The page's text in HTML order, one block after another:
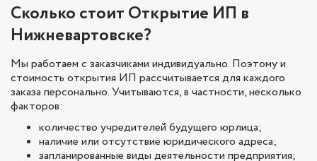
Сколько стоит Открытие ИП в
Нижневартовске?
Мы работаем с заказчиками индивидуально. Поэтому и
стоимость открытия ИП рассчитывается для каждого
заказа персонально. Учитываются, в частности, несколько
факторов:
количество учредителей будущего юрлица;
наличие или отсутствие юридического адреса;
запланированные виды деятельности предприятия;